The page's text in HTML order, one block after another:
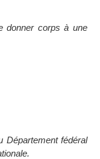
donner corps à une
Département fédéral